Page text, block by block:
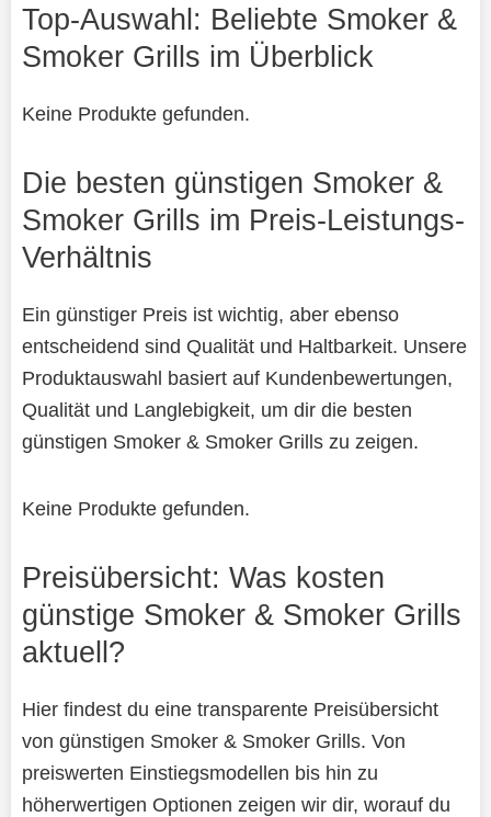
Top-Auswahl: Beliebte Smoker &
Smoker Grills im Überblick
Keine Produkte gefunden.
Die besten günstigen Smoker &
Smoker Grills im Preis-Leistungs-
Verhältnis
Ein günstiger Preis ist wichtig, aber ebenso
entscheidend sind Qualität und Haltbarkeit. Unsere
Produktauswahl basiert auf Kundenbewertungen,
Qualität und Langlebigkeit, um dir die besten
günstigen Smoker & Smoker Grills zu zeigen.
Keine Produkte gefunden.
Preisübersicht: Was kosten
günstige Smoker & Smoker Grills
aktuell?
Hier findest du eine transparente Preisübersicht
von günstigen Smoker & Smoker Grills. Von
preiswerten Einstiegsmodellen bis hin zu
höherwertigen Optionen zeigen wir dir, worauf du